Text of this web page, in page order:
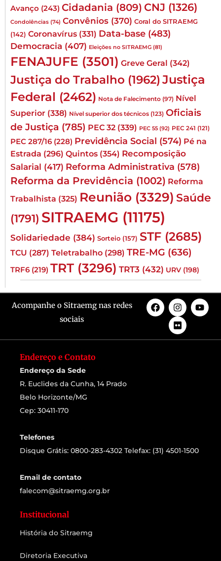
Avanço (243) Cidadania (809) CNJ (1326)
Condolências (74) Convênios (370) Coral do SITRAEMG
(142) Coronavírus (331) Data-base (483)
Democracia (407) Eleições no SITRAEMG (81)
FENAJUFE (3501) Greve Geral (342)
Justiça do Trabalho (1962) Justiça
Federal (2462) Nota de Falecimento (97) Nível
Superior (338) Nível superior dos técnicos (123) Oficiais
de Justiça (785) PEC 32 (339) PEC 55 (92) PEC 241 (121)
PEC 287/16 (228) Previdência Social (574) Pé na
Estrada (296) Quintos (354) Recomposição
Salarial (417) Reforma Administrativa (578)
Reforma da Previdência (1002) Reforma
Trabalhista (325) Reunião (3329) Saúde
(1791) SITRAEMG (11175)
Solidariedade (384) Sorteio (157) STF (2685)
TCU (287) Teletrabalho (298) TRE-MG (636)
TRF6 (219) TRT (3296) TRT3 (432) URV (198)
Acompanhe o Sitraemg nas redes
sociais
Endereço e Contato
Endereço da Sede
R. Euclides da Cunha, 14 Prado
Belo Horizonte/MG
Cep: 30411-170
Telefones
Disque Grátis: 0800-283-4302 Telefax: (31) 4501-1500
Email de contato
falecom@sitraemg.org.br
Institucional
História do Sitraemg
Diretoria Executiva